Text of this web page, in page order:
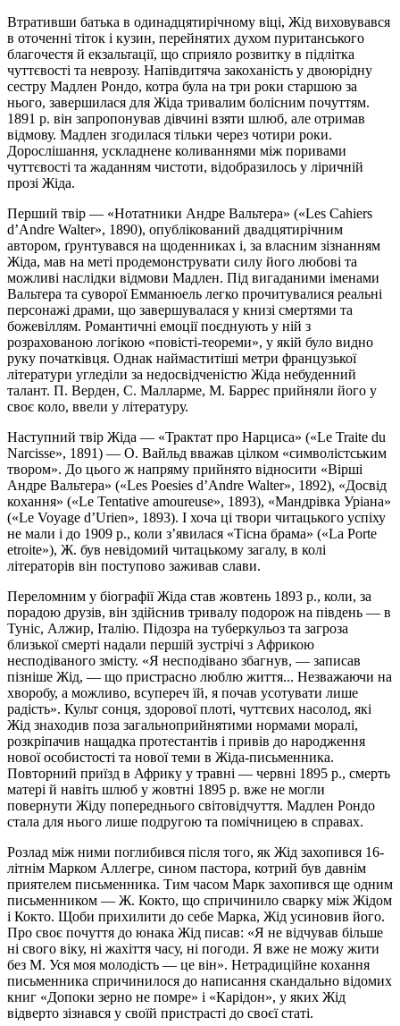
Втративши батька в одинадцятирічному віці, Жід виховувався
в оточенні тіток і кузин, перейнятих духом пуританського
благочестя й екзальтації, що сприяло розвитку в підлітка
чуттєвості та неврозу. Напівдитяча закоханість у двоюрідну
сестру Мадлен Рондо, котра була на три роки старшою за
нього, завершилася для Жіда тривалим болісним почуттям.
1891 р. він запропонував дівчині взяти шлюб, але отримав
відмову. Мадлен згодилася тільки через чотири роки.
Дорослішання, ускладнене коливаннями між поривами
чуттєвості та жаданням чистоти, відобразилось у ліричній
прозі Жіда.
Перший твір — «Нотатники Андре Вальтеpa» («Les Cahiers
d’Andre Walter», 1890), опублікований двадцятирічним
автором, ґрунтувався на щоденниках і, за власним зізнанням
Жіда, мав на меті продемонструвати силу його любові та
можливі наслідки відмови Мадлен. Під вигаданими іменами
Вальтера та суворої Емманюель легко прочитувалися реальні
персонажі драми, що завершувалася у книзі смертями та
божевіллям. Романтичні емоції поєднують у ній з
розрахованою логікою «повісті-теореми», у якій було видно
руку початківця. Однак наймаститіші метри французької
літератури угледіли за недосвідченістю Жіда небуденний
талант. П. Верден, С. Малларме, М. Баррес прийняли його у
своє коло, ввели у літературу.
Наступний твір Жіда — «Трактат про Нарциса» («Le Traite du
Narcisse», 1891) — О. Вайльд вважав цілком «символістським
твором». До цього ж напряму прийнято відносити «Вірші
Андре Вальтера» («Les Poesies d’Andre Walter», 1892), «Досвід
кохання» («Le Tentative amoureuse», 1893), «Мандрівка Уріана»
(«Le Voyage d’Urien», 1893). І хоча ці твори читацького успіху
не мали і до 1909 p., коли з’явилася «Тісна брама» («La Porte
etroite»), Ж. був невідомий читацькому загалу, в колі
літераторів він поступово заживав слави.
Переломним у біографії Жіда став жовтень 1893 p., коли, за
порадою друзів, він здійснив тривалу подорож на південь — в
Туніс, Алжир, Італію. Підозра на туберкульоз та загроза
близької смерті надали першій зустрічі з Африкою
несподіваного змісту. «Я несподівано збагнув, — записав
пізніше Жід, — що пристрасно люблю життя... Незважаючи на
хворобу, а можливо, всупереч їй, я почав усотувати лише
радість». Культ сонця, здорової плоті, чуттєвих насолод, які
Жід знаходив поза загальноприйнятими нормами моралі,
розкріпачив нащадка протестантів і привів до народження
нової особистості та нової теми в Жіда-письменника.
Повторний приїзд в Африку у травні — червні 1895 p., смерть
матері й навіть шлюб у жовтні 1895 р. вже не могли
повернути Жіду попереднього світовідчуття. Мадлен Рондо
стала для нього лише подругою та помічницею в справах.
Розлад між ними поглибився після того, як Жід захопився 16-
літнім Марком Аллегре, сином пастора, котрий був давнім
приятелем письменника. Тим часом Марк захопився ще одним
письменником — Ж. Кокто, що спричинило сварку між Жідом
і Кокто. Щоби прихилити до себе Марка, Жід усиновив його.
Про своє почуття до юнака Жід писав: «Я не відчував більше
ні свого віку, ні жахіття часу, ні погоди. Я вже не можу жити
без М. Уся моя молодість — це він». Нетрадиційне кохання
письменника спричинилося до написання скандально відомих
книг «Допоки зерно не помре» і «Карідон», у яких Жід
відверто зізнався у своїй пристрасті до своєї статі.